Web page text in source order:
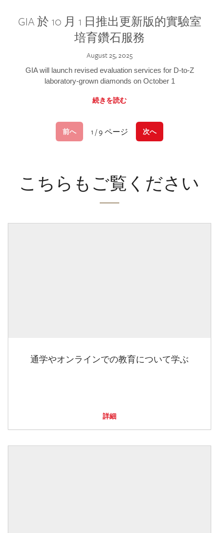
GIA 於 10 月 1 日推出更新版的實驗室
培育鑽石服務
August 25, 2025
GIA will launch revised evaluation services for D-to-Z
laboratory-grown diamonds on October 1
続きを読む
前へ 1 / 9 ページ 次へ
こちらもご覧ください
通学やオンラインでの教育について学ぶ
詳細